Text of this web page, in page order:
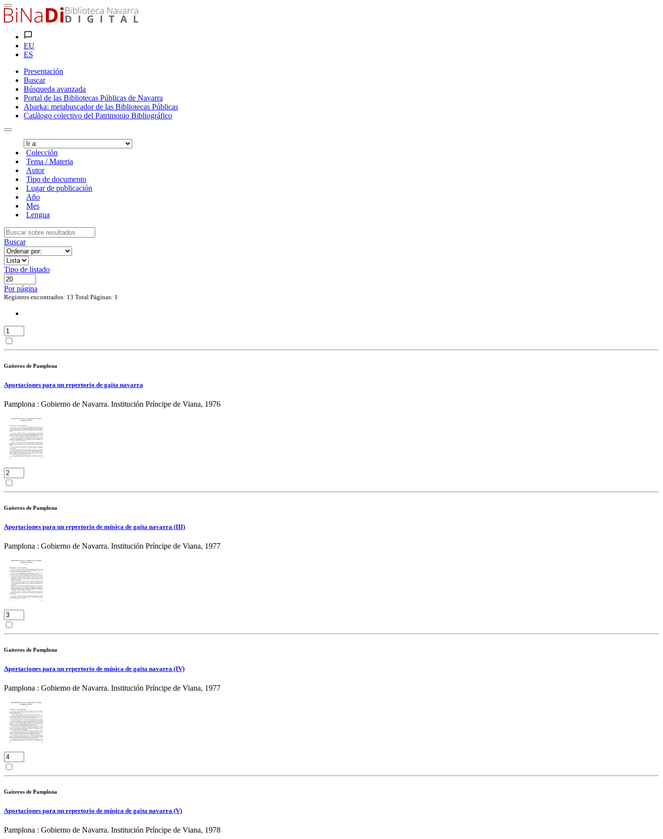
EU
ES
Presentación
Buscar
Búsqueda avanzada
Portal de las Bibliotecas Públicas de Navarra
Abarka: metabuscador de las Bibliotecas Públicas
Catálogo colectivo del Patrimonio Bibliográfico
Colección
Tema / Materia
Autor
Tipo de documento
Lugar de publicación
Año
Mes
Lengua
Buscar
Tipo de listado
Por página
Registros encontrados: 13 Total Páginas: 1
Gaiteros de Pamplona
Aportaciones para un repertorio de gaita navarra
Pamplona : Gobierno de Navarra. Institución Príncipe de Viana, 1976
Gaiteros de Pamplona
Aportaciones para un repertorio de música de gaita navarra (III)
Pamplona : Gobierno de Navarra. Institución Príncipe de Viana, 1977
Gaiteros de Pamplona
Aportaciones para un repertorio de música de gaita navarra (IV)
Pamplona : Gobierno de Navarra. Institución Príncipe de Viana, 1977
Gaiteros de Pamplona
Aportaciones para un repertorio de música de gaita navarra (V)
Pamplona : Gobierno de Navarra. Institución Príncipe de Viana, 1978